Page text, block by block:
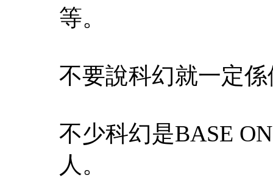
等。
不要說科幻就一定係
不少科幻是BASE
人。